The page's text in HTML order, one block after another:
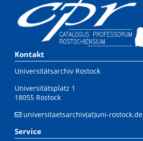
Kontakt
Universitätsarchiv Rostock
Universitätsplatz 1
18055 Rostock
universitaetsarchiv(at)uni-rostock.de
Service